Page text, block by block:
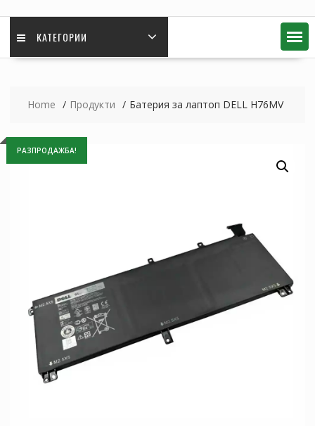
КАТЕГОРИИ
Home Продукти Батерия за лаптоп DELL H76MV
РАЗПРОДАЖБА!